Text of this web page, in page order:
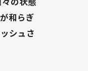
和らぎ
シュさ